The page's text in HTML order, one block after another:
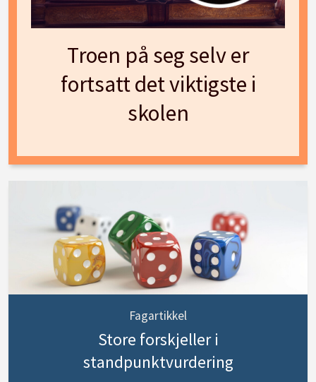
Troen på seg selv er
fortsatt det viktigste i
skolen
Fagartikkel
Store forskjeller i
standpunktvurdering